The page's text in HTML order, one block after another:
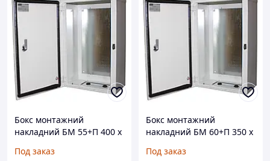
Бокс монтажний
накладний БМ 55+П 400 х
Под заказ
Бокс монтажний
накладний БМ 60+П 350 х
Под заказ